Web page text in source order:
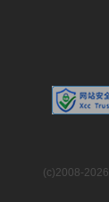
(c)2008-